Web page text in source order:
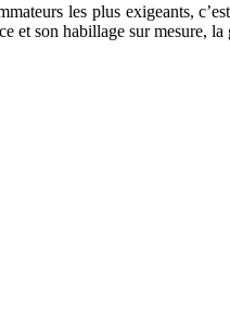
les plus exigeants,
et son habillage sur mesure,